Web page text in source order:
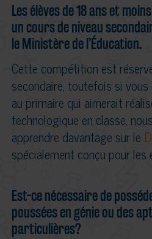
Les élèves de 18 ans et
un cours de niveau
le Ministère de l’Éducation.
Cette compétition est
secondaire, toutefois si
au primaire qui aimerait
technologique en classe,
apprendre davantage sur le
spécialement conçu pour les
Est-ce nécessaire de
poussées en génie ou des
particulières?